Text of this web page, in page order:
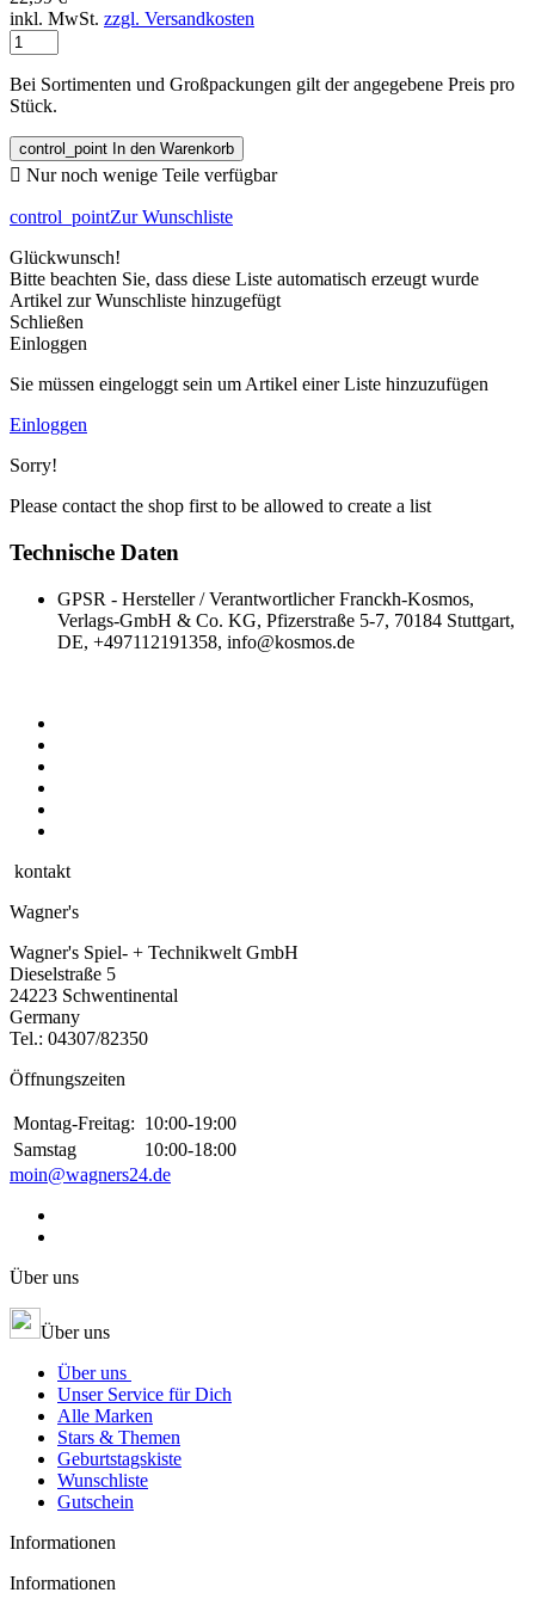
inkl. MwSt. zzgl. Versandkosten
Bei Sortimenten und Großpackungen gilt der angegebene Preis pro
Stück.
control_point In den Warenkorb
 Nur noch wenige Teile verfügbar
control_pointZur Wunschliste
Glückwunsch!
Bitte beachten Sie, dass diese Liste automatisch erzeugt wurde
Artikel zur Wunschliste hinzugefügt
Schließen
Einloggen
Sie müssen eingeloggt sein um Artikel einer Liste hinzuzufügen
Einloggen
Sorry!
Please contact the shop first to be allowed to create a list
Technische Daten
GPSR - Hersteller / Verantwortlicher Franckh-Kosmos,
Verlags-GmbH & Co. KG, Pfizerstraße 5-7, 70184 Stuttgart,
DE, +497112191358, info@kosmos.de
kontakt
Wagner's
Wagner's Spiel- + Technikwelt GmbH
Dieselstraße 5
24223 Schwentinental
Germany
Tel.: 04307/82350
Öffnungszeiten
Montag-Freitag: 10:00-19:00
Samstag
10:00-18:00
moin@wagners24.de
Über uns
Über uns
Über uns
Unser Service für Dich
Alle Marken
Stars & Themen
Geburtstagskiste
Wunschliste
Gutschein
Informationen
Informationen